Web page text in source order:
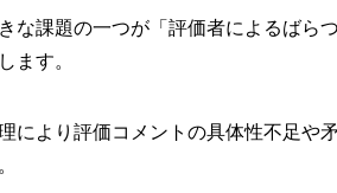
な課題の一つが「評価者によるば
ます。
により評価コメントの具体性不足